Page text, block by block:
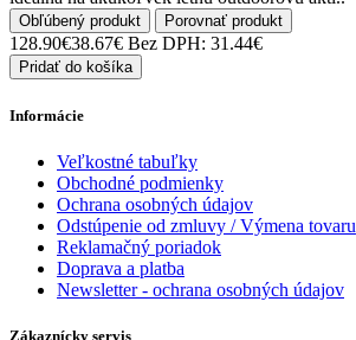
Obľúbený produkt Porovnať produkt
128.90€38.67€ Bez DPH: 31.44€
Pridať do košíka
Informácie
Veľkostné tabuľky
Obchodné podmienky
Ochrana osobných údajov
Odstúpenie od zmluvy / Výmena tovaru
Reklamačný poriadok
Doprava a platba
Newsletter - ochrana osobných údajov
Zákaznícky servis